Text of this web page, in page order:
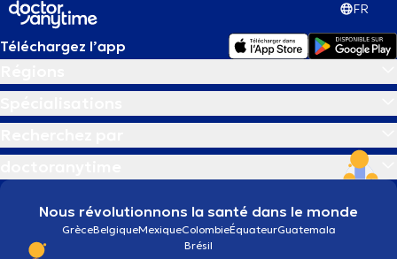
FR
Téléchargez l’app
Nous révolutionnons la santé dans le monde
GrèceBelgiqueMexiqueColombieÉquateurGuatemala
Brésil